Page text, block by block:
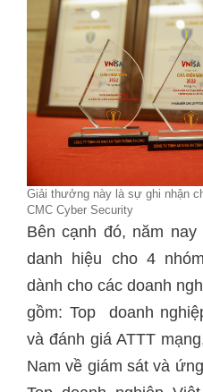
Giải thưởng này là sự ghi nhận
CMC Cyber Security
Bên cạnh đó, năm
danh hiệu cho 4
dành cho các doanh
gồm: Top doanh
và đánh giá ATTT
Nam về giám sát và